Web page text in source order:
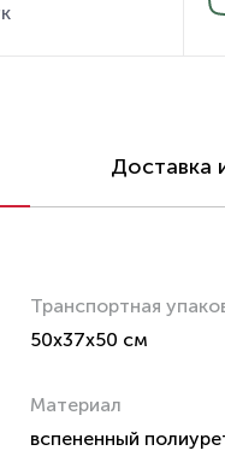
Доставка
Транспортная
50x37x50 см
Материал
вспененный